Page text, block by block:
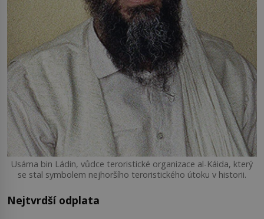
Usáma bin Ládin, vůdce teroristické organizace al-Káida, který
se stal symbolem nejhoršího teroristického útoku v historii.
Nejtvrdší odplata